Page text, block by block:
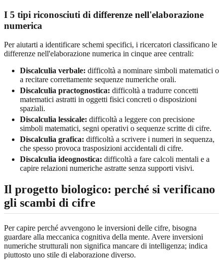
I 5 tipi riconosciuti di differenze nell'elaborazione
numerica
Per aiutarti a identificare schemi specifici, i ricercatori classificano le
differenze nell'elaborazione numerica in cinque aree centrali:
Discalculia verbale: difficoltà a nominare simboli matematici o
a recitare correttamente sequenze numeriche orali.
Discalculia practognostica: difficoltà a tradurre concetti
matematici astratti in oggetti fisici concreti o disposizioni
spaziali.
Discalculia lessicale: difficoltà a leggere con precisione
simboli matematici, segni operativi o sequenze scritte di cifre.
Discalculia grafica: difficoltà a scrivere i numeri in sequenza,
che spesso provoca trasposizioni accidentali di cifre.
Discalculia ideognostica: difficoltà a fare calcoli mentali e a
capire relazioni numeriche astratte senza supporti visivi.
Il progetto biologico: perché si verificano
gli scambi di cifre
Per capire perché avvengono le inversioni delle cifre, bisogna
guardare alla meccanica cognitiva della mente. Avere inversioni
numeriche strutturali non significa mancare di intelligenza; indica
piuttosto uno stile di elaborazione diverso.